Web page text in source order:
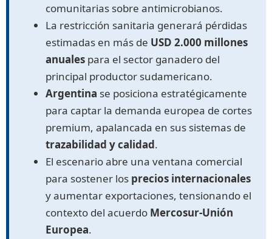
comunitarias sobre antimicrobianos.
La restricción sanitaria generará pérdidas
estimadas en más de USD 2.000 millones
anuales para el sector ganadero del
principal productor sudamericano.
Argentina se posiciona estratégicamente
para captar la demanda europea de cortes
premium, apalancada en sus sistemas de
trazabilidad y calidad.
El escenario abre una ventana comercial
para sostener los precios internacionales
y aumentar exportaciones, tensionando el
contexto del acuerdo Mercosur-Unión
Europea.